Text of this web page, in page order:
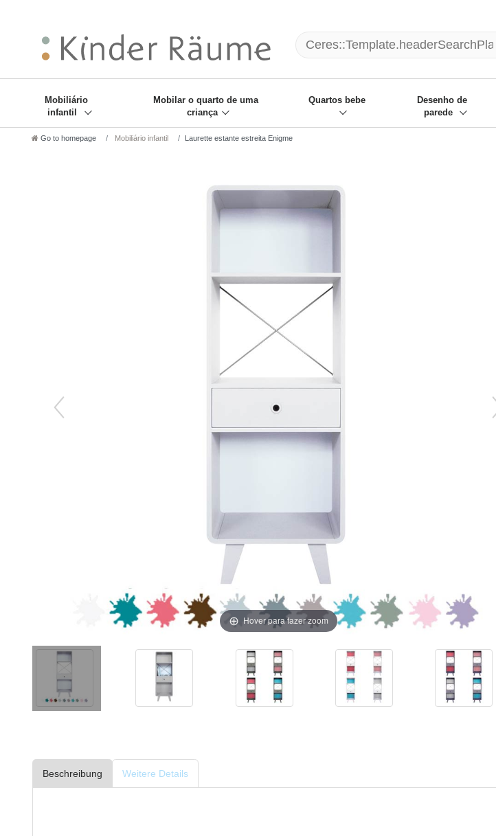
Mobiliário
infantil
Mobilar o quarto de uma
criança
Quartos bebe
Desenho de
parede
Go to homepage Mobiliário infantil Laurette estante estreita Enigme
Hover para fazer zoom
Beschreibung Weitere Details